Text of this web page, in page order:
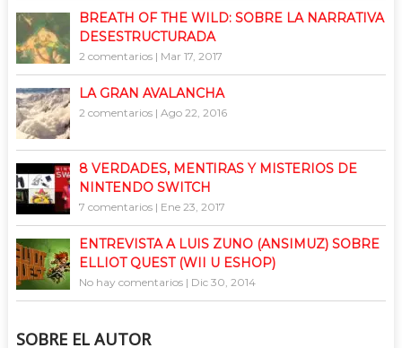
BREATH OF THE WILD: SOBRE LA NARRATIVA
DESESTRUCTURADA
2 comentarios| Mar 17, 2017
LA GRAN AVALANCHA
2 comentarios| Ago 22, 2016
8 VERDADES, MENTIRAS Y MISTERIOS DE
NINTENDO SWITCH
7 comentarios| Ene 23, 2017
ENTREVISTA A LUIS ZUNO (ANSIMUZ) SOBRE
ELLIOT QUEST (WII U ESHOP)
No hay comentarios| Dic 30, 2014
SOBRE EL AUTOR